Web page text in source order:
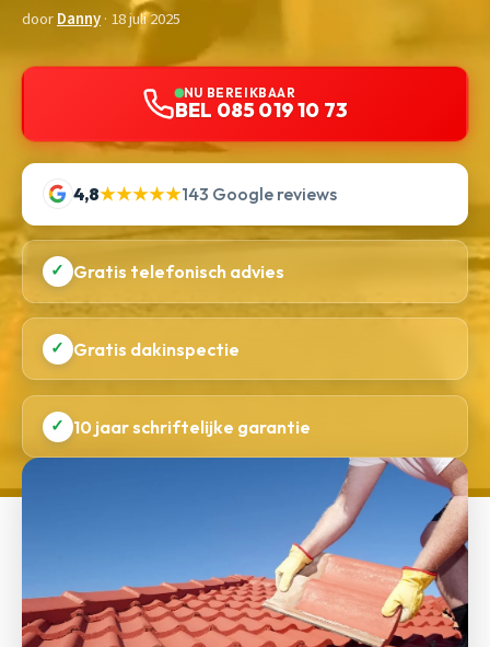
doorDanny· 18 juli 2025
NU BEREIKBAAR
BEL 085 019 10 73
4,8★★★★★143 Google reviews
✓ Gratis telefonisch advies
✓ Gratis dakinspectie
✓ 10 jaar schriftelijke garantie